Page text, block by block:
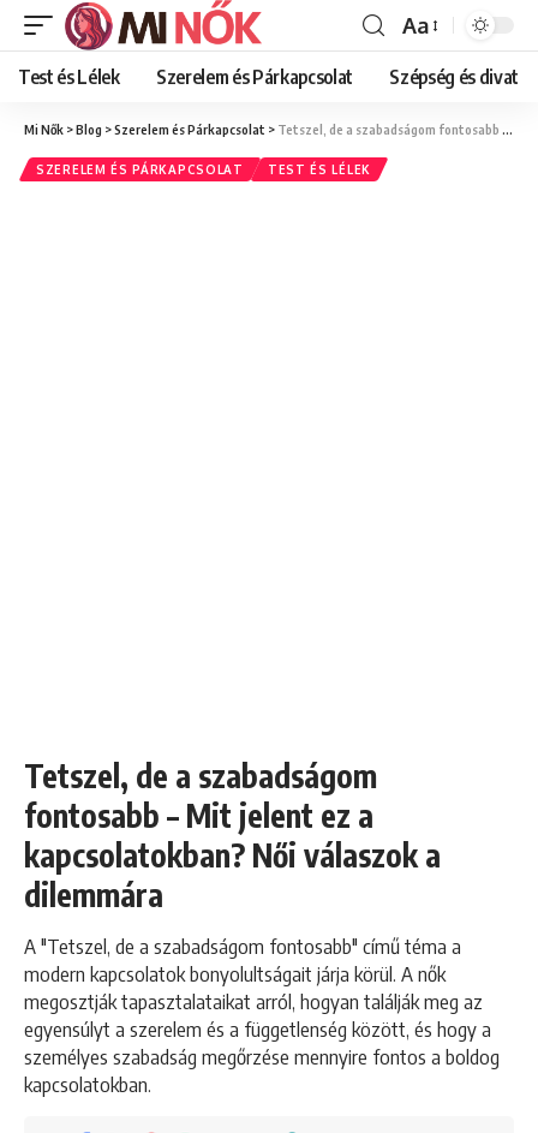
Font
Resizer
Aa
Test és Lélek Szerelem és Párkapcsolat Szépség és divat
Mi Nők >Blog >Szerelem és Párkapcsolat > Tetszel, de a szabadságom fontosabb – Mit jelent ez a kapcsolatokban? Női válaszok a dilemmára
SZERELEM ÉS PÁRKAPCSOLAT TEST ÉS LÉLEK
Tetszel, de a szabadságom
fontosabb – Mit jelent ez a
kapcsolatokban? Női válaszok a
dilemmára
A "Tetszel, de a szabadságom fontosabb" című téma a
modern kapcsolatok bonyolultságait járja körül. A nők
megosztják tapasztalataikat arról, hogyan találják meg az
egyensúlyt a szerelem és a függetlenség között, és hogy a
személyes szabadság megőrzése mennyire fontos a boldog
kapcsolatokban.